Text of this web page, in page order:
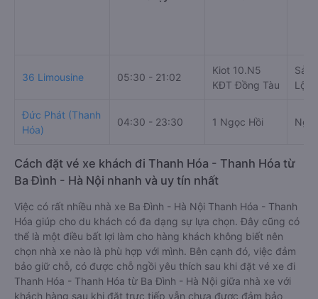
36 Limousine 05:30 - 21:02
Kiot 10.N5
KĐT Đồng Tàu
Lộ
Đức Phát (Thanh
Hóa)
04:30 - 23:30 1 Ngọc Hồi
Cách đặt vé xe khách đi Thanh Hóa - Thanh Hóa từ
Ba Đình - Hà Nội nhanh và uy tín nhất
Việc có rất nhiều nhà xe Ba Đình - Hà Nội Thanh Hóa - Thanh
Hóa giúp cho du khách có đa dạng sự lựa chọn. Đây cũng có
thể là một điều bất lợi làm cho hàng khách không biết nên
chọn nhà xe nào là phù hợp với mình. Bên cạnh đó, việc đảm
bảo giữ chỗ, có được chỗ ngồi yêu thích sau khi đặt vé xe đi
Thanh Hóa - Thanh Hóa từ Ba Đình - Hà Nội giữa nhà xe với
khách hàng sau khi đặt trực tiếp vẫn chưa được đảm bảo